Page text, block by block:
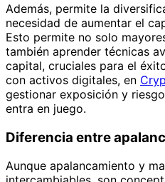
Además, permite la
necesidad de aumentar el
Esto permite no solo
también aprender técnicas
capital, cruciales para el
con activos digitales, en
gestionar exposición y
entra en juego.
Diferencia entre
Aunque apalancamiento y